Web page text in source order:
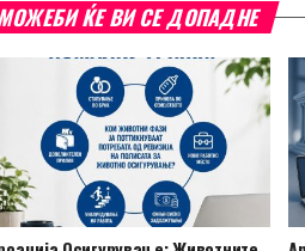
ЌЕ ВИ СЕ ДОПАДНЕ